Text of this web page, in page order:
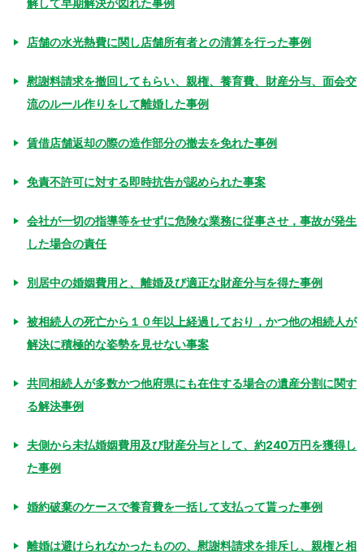
解して早期解決が図れた事例
店舗の水光熱費に関し店舗所有者との清算を行った事例
慰謝料請求を撤回してもらい、親権、養育費、財産分与、面会交
流のルール作りをして離婚した事例
賃借店舗返却の際の造作部分の撤去を免れた事例
免責不許可に対する即時抗告が認められた事案
会社が一切の指導等をせずに危険な業務に従事させ，事故が発生
した場合の責任
別居中の婚姻費用と、離婚及び適正な財産分与を得た事例
被相続人の死亡から１０年以上経過しており，かつ他の相続人が
解決に積極的な姿勢を見せない事案
共同相続人が多数かつ他府県にも在住する場合の遺産分割に関す
る解決事例
夫側から未払婚姻費用及び財産分与として、約240万円を獲得し
た事例
婚約破棄のケースで養育費を一括して支払って貰った事例
離婚は避けられなかったものの、慰謝料請求を排斥し、親権と相